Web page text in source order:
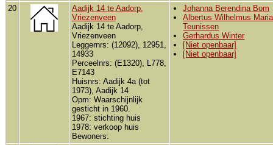
20
Aadijk 14 te Aadorp,
Vriezenveen
Aadijk 14 te Aadorp,
Vriezenveen
Leggernrs: (12092), 12951,
14933
Perceelnrs: (E1320), L778,
E7143
Huisnrs: Aadijk 4a (tot
1973), Aadijk 14
Opm: Waarschijnlijk
gesticht in 1960.
1967: stichting huis
1978: verkoop huis
Bewoners:
Johanna Berendina Bom
Albertus Wilhelmus Maria
Teunissen
Gerhardus Winter
[Niet openbaar]
[Niet openbaar]